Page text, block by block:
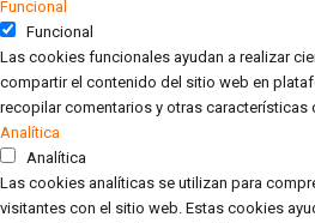
Funcional
Funcional
Las cookies funcionales ayudan a realizar
compartir el contenido del sitio web en
recopilar comentarios y otras características
Analítica
Analítica
Las cookies analíticas se utilizan para
visitantes con el sitio web. Estas cookies